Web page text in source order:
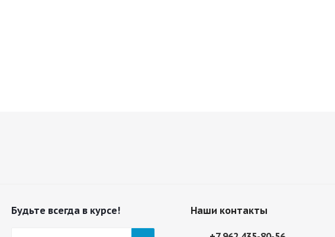
Будьте всегда в курсе! Наши контакты